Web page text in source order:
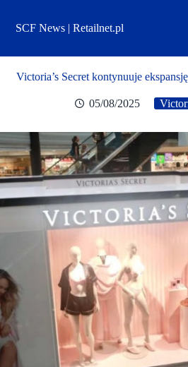
treściSCF News | Retailnet.pl
Victoria’s Secret kontynuuje
05/08/2025